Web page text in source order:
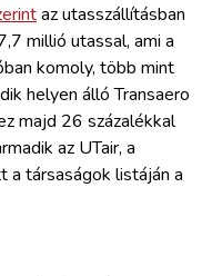
az utasszállításban
millió utassal, ami a
komoly, több mint
helyen álló Transaero
majd 26 százalékkal
az UTair, a
a társaságok listáján a